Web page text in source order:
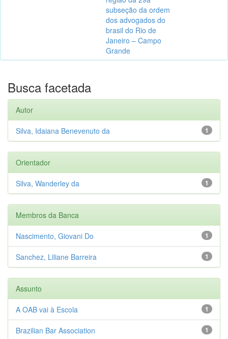
subseção da ordem
dos advogados do
brasil do Rio de
Janeiro – Campo
Grande
Busca facetada
Autor
1
Silva, Idaiana Benevenuto da
Orientador
1
Silva, Wanderley da
Membros da Banca
1
Nascimento, Giovani Do
1
Sanchez, Liliane Barreira
Assunto
1
A OAB vai à Escola
1
Brazilian Bar Association